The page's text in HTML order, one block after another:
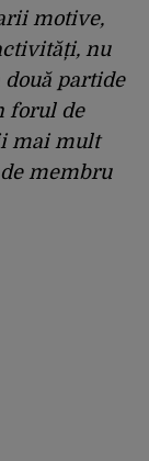
motive,
nu
partide
forul de
mai mult
membru